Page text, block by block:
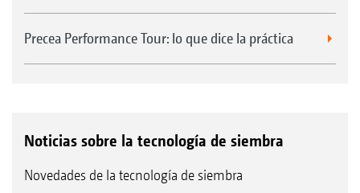
Precea Performance Tour: lo que dice la práctica
Noticias sobre la tecnología de siembra
Novedades de la tecnología de siembra